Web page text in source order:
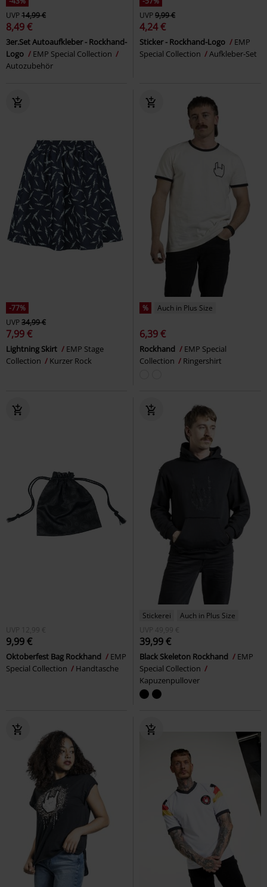
UVP14,99 €
8,49 €
3er.Set Autoaufkleber - Rockhand-
Logo
EMP Special Collection
Autozubehör
UVP9,99 €
4,24 €
Sticker - Rockhand-Logo
EMP
Special Collection
Aufkleber-Set
-77%
UVP34,99 €
7,99 €
Lightning Skirt
EMP Stage
Collection
Kurzer Rock
% Auch in Plus Size
6,39 €
Rockhand
EMP Special
Collection
Ringershirt
UVP 12,99 €
9,99 €
Oktoberfest Bag Rockhand
EMP
Special Collection
Handtasche
Stickerei
Auch in Plus Size
UVP
49,99 €
39,99 €
Black Skeleton Rockhand
EMP
Special Collection
Kapuzenpullover